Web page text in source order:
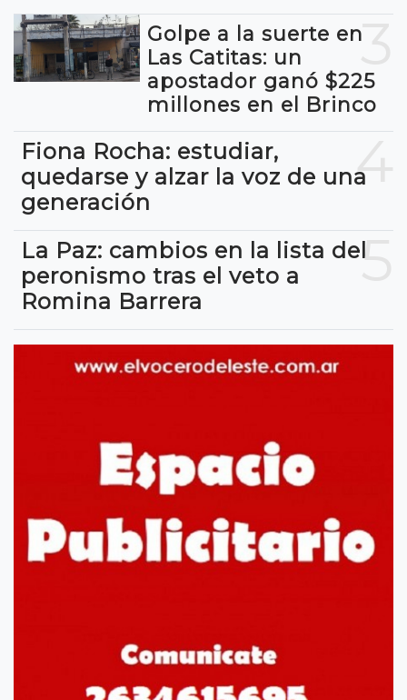
3
Golpe a la suerte en
Las Catitas: un
apostador ganó $225
millones en el Brinco
4
Fiona Rocha: estudiar,
quedarse y alzar la voz de una
generación
5
La Paz: cambios en la lista del
peronismo tras el veto a
Romina Barrera